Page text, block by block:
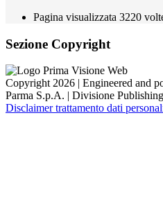
Pagina visualizzata 3220
Sezione Copyright
Copyright 2026 | Engineered and
Parma S.p.A. | Divisione
Disclaimer trattamento dati